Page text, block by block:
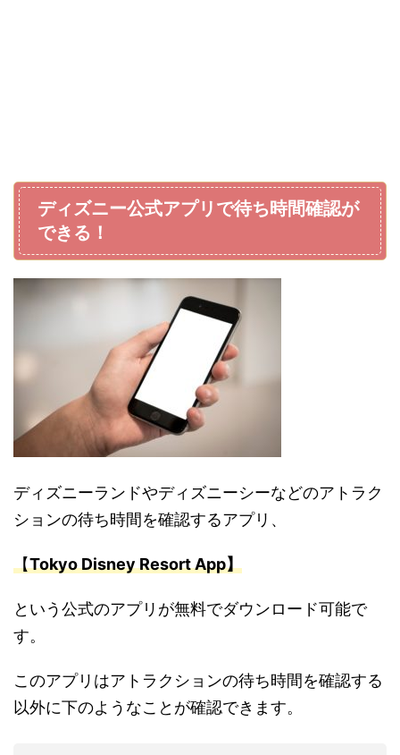
ディズニー公式アプリで待ち時間確認が
できる！
ディズニーランドやディズニーシーなどのアトラク
ションの待ち時間を確認するアプリ、
【Tokyo Disney Resort App】
という公式のアプリが無料でダウンロード可能で
す。
このアプリはアトラクションの待ち時間を確認する
以外に下のようなことが確認できます。